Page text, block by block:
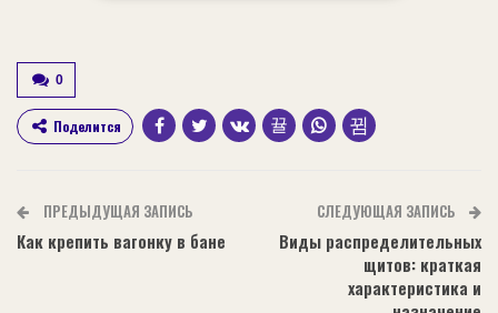
многих лет дома-амбары были стандартом в
местном ландшафте. Поэтому Ridge House,
напоминающий традиционный амбар, но в
Современный загородный дом в стиле барнхаус
0
Поделится
ПРЕДЫДУЩАЯ ЗАПИСЬ
Как крепить вагонку в бане
СЛЕДУЮЩАЯ ЗАПИСЬ
Виды распределительных
щитов: краткая
характеристика и